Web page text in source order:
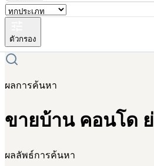
ตัวกรอง
ผลการค้นหา
ขายบ้าน คอนโด
ผลลัพธ์การค้นหา